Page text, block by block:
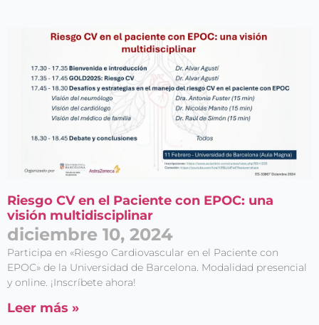
Riesgo CV en el Paciente con EPOC: una
visión multidisciplinar
diciembre 10, 2024
Participa en «Riesgo Cardiovascular en el Paciente con
EPOC» de la Universidad de Barcelona. Modalidad presencial
y online. ¡Inscríbete ahora!
Leer más »